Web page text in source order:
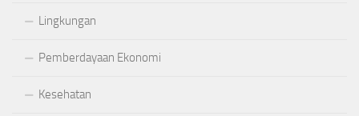
Lingkungan
Pemberdayaan Ekonomi
Kesehatan